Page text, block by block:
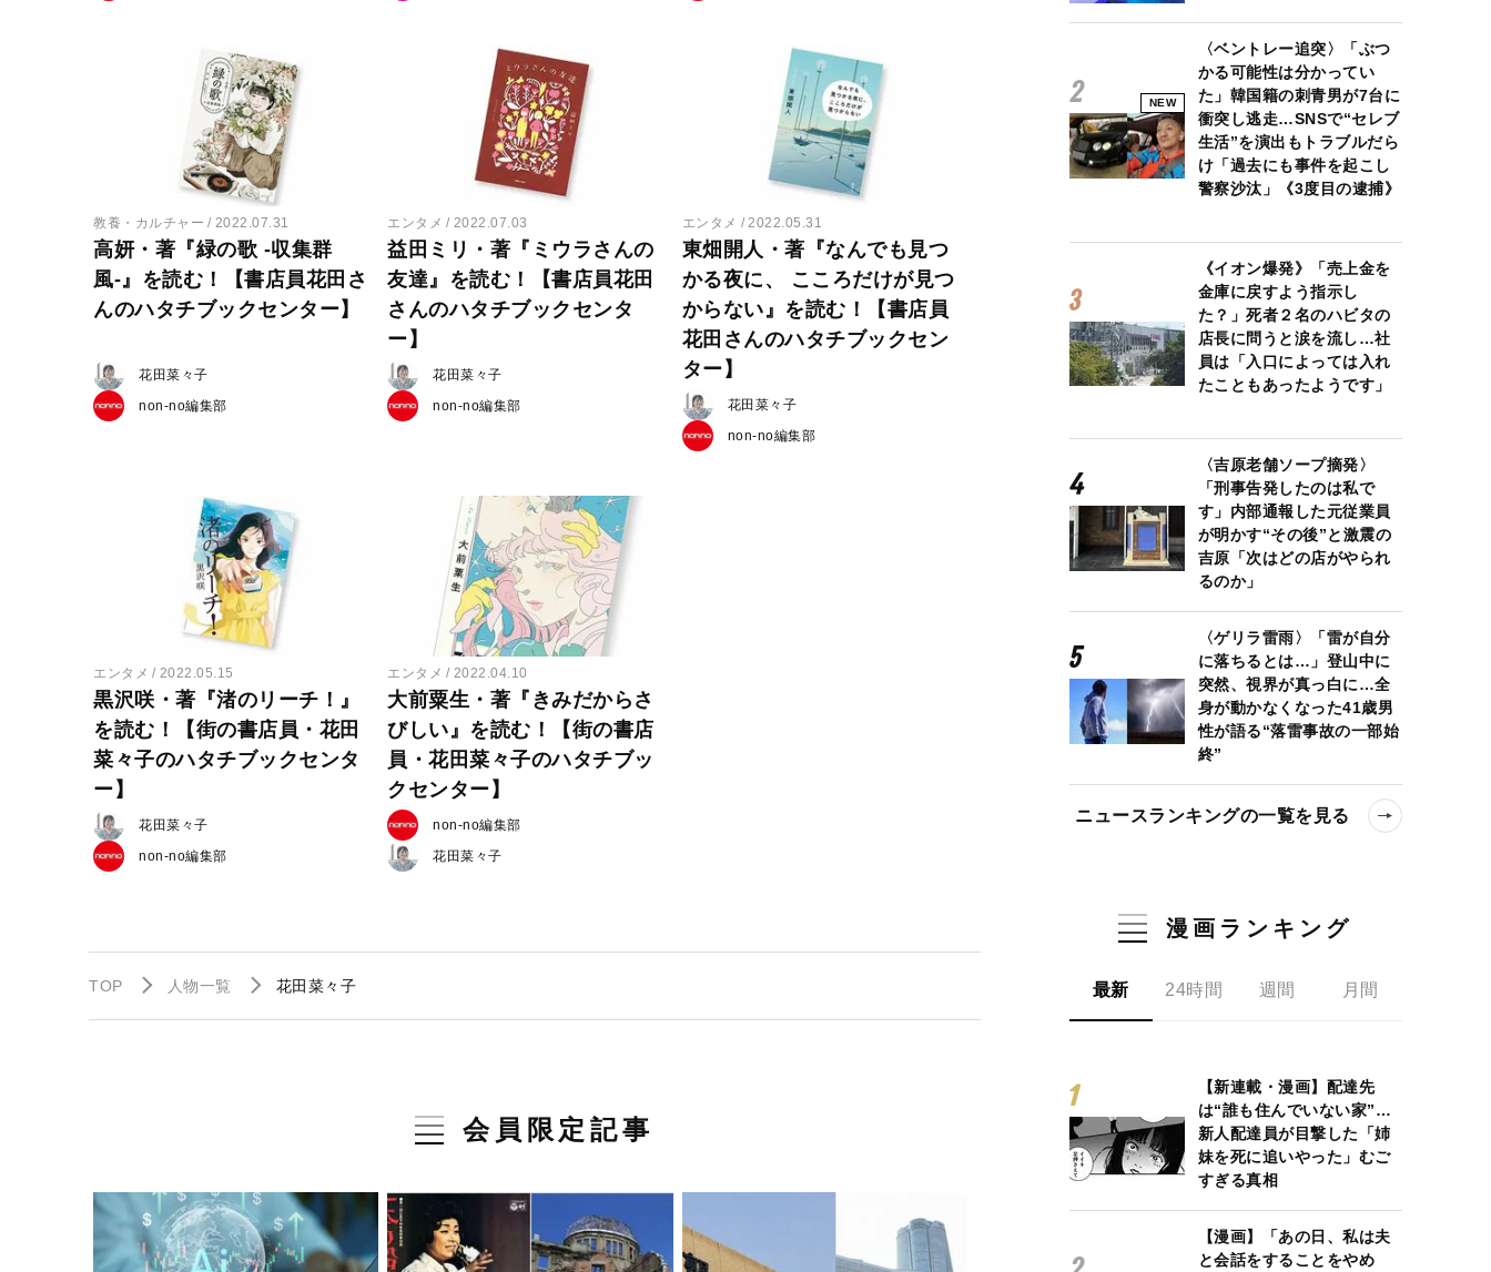
教養・カルチャー 2022.07.31
高妍・著『緑の歌 -収集群
風-』を読む！【書店員花田さ
んのハタチブックセンター】
花田菜々子
non-no編集部
エンタメ 2022.07.03
益田ミリ・著『ミウラさんの
友達』を読む！【書店員花田
さんのハタチブックセンタ
ー】
花田菜々子
non-no編集部
エンタメ 2022.05.31
東畑開人・著『なんでも見つ
かる夜に、 こころだけが見つ
からない』を読む！【書店員
花田さんのハタチブックセン
ター】
花田菜々子
non-no編集部
エンタメ 2022.05.15
黒沢咲・著『渚のリーチ！』
を読む！【街の書店員・花田
菜々子のハタチブックセンタ
ー】
花田菜々子
non-no編集部
エンタメ 2022.04.10
大前粟生・著『きみだからさ
びしい』を読む！【街の書店
員・花田菜々子のハタチブッ
クセンター】
non-no編集部
花田菜々子
TOP 人物一覧 花田菜々子
会員限定記事
NEW
〈ベントレー追突〉「ぶつ
かる可能性は分かってい
た」韓国籍の刺青男が7台に
衝突し逃走…SNSで“セレブ
生活”を演出もトラブルだら
け「過去にも事件を起こし
警察沙汰」《3度目の逮捕》
《イオン爆発》「売上金を
金庫に戻すよう指示し
た？」死者２名のハビタの
店長に問うと涙を流し…社
員は「入口によっては入れ
たこともあったようです」
〈吉原老舗ソープ摘発〉
「刑事告発したのは私で
す」内部通報した元従業員
が明かす“その後”と激震の
吉原「次はどの店がやられ
るのか」
〈ゲリラ雷雨〉「雷が自分
に落ちるとは…」登山中に
突然、視界が真っ白に…全
身が動かなくなった41歳男
性が語る“落雷事故の一部始
終”
ニュースランキングの一覧を見る
漫画ランキング
最新 24時間 週間 月間
【新連載・漫画】配達先
は“誰も住んでいない家”…
新人配達員が目撃した「姉
妹を死に追いやった」むご
すぎる真相
【漫画】「あの日、私は夫
と会話をすることをやめ